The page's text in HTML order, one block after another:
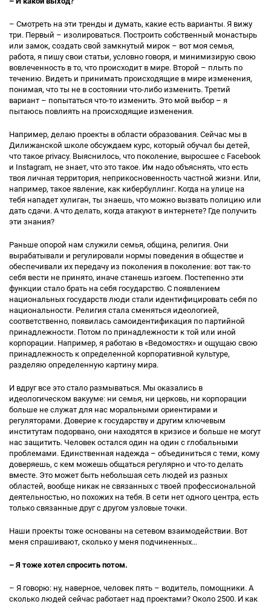
– Смотреть на эти тренды и думать, какие есть варианты. Я вижу
три. Первый – изолироваться. Построить собственный монастырь
или замок, создать свой замкнутый мирок – вот моя семья,
работа, я пишу свои статьи, условно говоря, и минимизирую свою
вовлеченность в то, что происходит в мире. Второй – плыть по
течению. Видеть и принимать происходящие в мире изменения,
понимая, что ты не в состоянии что-либо изменить. Третий
вариант – попытаться что-то изменить. Это мой выбор – я
пытаюсь повлиять на происходящие изменения.
Например, делаю проекты в области образования. Сейчас мы в
Дилижанской школе обсуждаем курс, который обучал бы детей,
что такое privacy. Выяснилось, что поколение, выросшее с Facebook
и Instagram, не знает, что это такое. Им надо объяснять, что есть
твоя личная территория, неприкосновенность частной жизни. Или,
например, такое явление, как кибербуллинг. Когда на улице на
тебя нападет хулиган, ты знаешь, что можно вызвать полицию или
дать сдачи. А что делать, когда атакуют в интернете? Где получить
эти знания?
Раньше опорой нам служили семья, община, религия. Они
вырабатывали и регулировали нормы поведения в обществе и
обеспечивали их передачу из поколения в поколение: вот так-то
себя вести не принято, иначе станешь изгоем. Постепенно эти
функции стало брать на себя государство. С появлением
национальных государств люди стали идентифицировать себя по
национальности. Религия стала сменяться идеологией,
соответственно, появилась самоидентификация по партийной
принадлежности. Потом по принадлежности к той или иной
корпорации. Например, я работаю в «Ведомостях» и ощущаю свою
принадлежность к определенной корпоративной культуре,
разделяю определенную картину мира.
И вдруг все это стало размываться. Мы оказались в
идеологическом вакууме: ни семья, ни церковь, ни корпорации
больше не служат для нас моральными ориентирами и
регуляторами. Доверие к государству и другим ключевым
институтам подорвано, они находятся в кризисе и больше не могут
нас защитить. Человек остался один на один с глобальными
проблемами. Единственная надежда – объединиться с теми, кому
доверяешь, с кем можешь общаться регулярно и что-то делать
вместе. Это может быть небольшая сеть людей из разных
областей, вообще никак не связанных с твоей профессиональной
деятельностью, но похожих на тебя. В сети нет одного центра, есть
только связанные друг с другом узловые точки.
Наши проекты тоже основаны на сетевом взаимодействии. Вот
меня спрашивают, сколько у меня подчиненных...
– Я тоже хотел спросить потом.
– Я говорю: ну, наверное, человек пять – водитель, помощники. А
сколько людей сейчас работает над проектами? Около 2500. И как